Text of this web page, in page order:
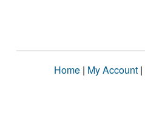
Home | My Account |